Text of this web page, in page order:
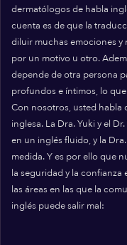
dermatólogos de habla
cuenta es de que la
diluir muchas emociones y
por un motivo u otro.
depende de otra persona
profundos e íntimos, lo
Con nosotros, usted habla
inglesa. La Dra. Yuki y el
en un inglés fluido, y la
medida. Y es por ello que
la seguridad y la confianza
las áreas en las que la
inglés puede salir mal: